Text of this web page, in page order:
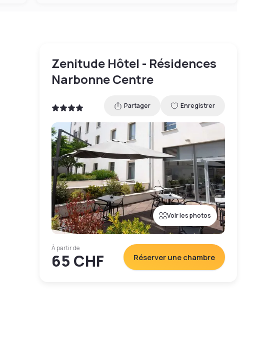
Zenitude Hôtel - Résidences
Narbonne Centre
Partager Enregistrer
Voir les photos
À partir de
65 CHF Réserver une chambre